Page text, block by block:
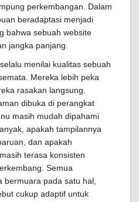
perkembangan. Dalam
beradaptasi menjadi
bahwa sebuah website
jangka panjang.
menilai kualitas sebuah
Mereka lebih peka
rasakan langsung.
dibuka di perangkat
masih mudah dipahami
apakah tampilannya
dan apakah
terasa konsisten
Semua
bermuara pada satu hal,
cukup adaptif untuk